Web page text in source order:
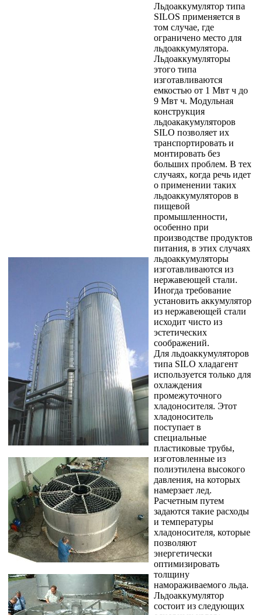
Льдоаккумулятор типа
SILOS применяется в
том случае, где
ограничено место для
льдоаккумулятора.
Льдоаккумуляторы
этого типа
изготавливаются
емкостью от 1 Мвт ч до
9 Мвт ч. Модульная
конструкция
льдоакакумуляторов
SILO позволяет их
транспортировать и
монтировать без
больших проблем. В тех
случаях, когда речь идет
о применении таких
льдоаккумуляторов в
пищевой
промышленности,
особенно при
производстве продуктов
питания, в этих случаях
льдоаккумуляторы
изготавливаются из
нержавеющей стали.
Иногда требование
установить аккумулятор
из нержавеющей стали
исходит чисто из
эстетических
соображений.
Для льдоаккумуляторов
типа SILO хладагент
используется только для
охлаждения
промежуточного
хладоносителя. Этот
хладоноситель
поступает в
специальные
пластиковые трубы,
изготовленные из
полиэтилена высокого
давления, на которых
намерзает лед.
Расчетным путем
задаются такие расходы
и температуры
хладоносителя, которые
позволяют
энергетически
оптимизировать
толщину
намораживаемого льда.
Льдоаккумулятор
состоит из следующих